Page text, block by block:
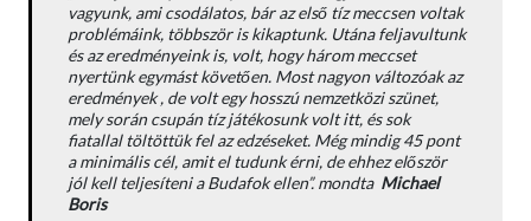
vagyunk, ami csodálatos, bár az első tíz meccsen voltak
problémáink, többször is kikaptunk. Utána feljavultunk
és az eredményeink is, volt, hogy három meccset
nyertünk egymást követően. Most nagyon változóak az
eredmények , de volt egy hosszú nemzetközi szünet,
mely során csupán tíz játékosunk volt itt, és sok
fiatallal töltöttük fel az edzéseket. Még mindig 45 pont
a minimális cél, amit el tudunk érni, de ehhez először
jól kell teljesíteni a Budafok ellen”.mondta Michael
Boris